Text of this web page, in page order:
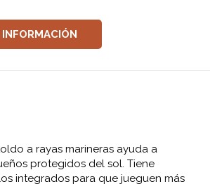
a rayas marineras ayuda a
protegidos del sol. Tiene
integrados para que jueguen más